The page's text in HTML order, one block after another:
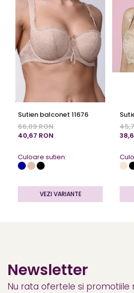
Sutien balconet 11676
66,09 RON
40,67 RON
Culoare sutien:
VEZI VARIANTE
Newsletter
Nu rata ofertele si promotiile